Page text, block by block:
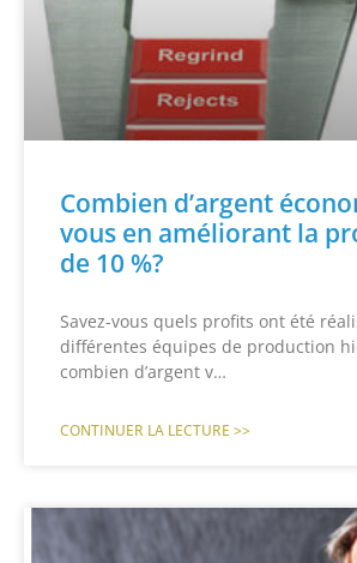
Combien d’argent
vous en améliorant la
de 10 %?
Savez-vous quels profits ont été
différentes équipes de production
combien d’argent v…
CONTINUER LA LECTURE >>